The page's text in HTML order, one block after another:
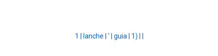
1 | lanche | ' | guia | 1) | |